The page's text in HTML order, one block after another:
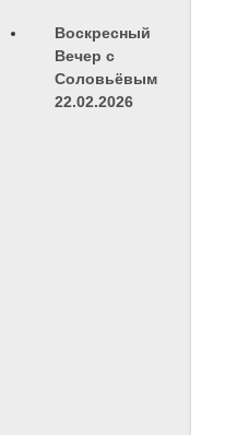
Воскресный
Вечер с
Соловьёвым
22.02.2026